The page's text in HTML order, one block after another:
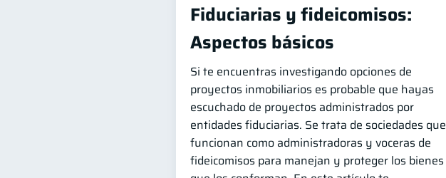
Fiduciarias y fideicomisos:
Aspectos básicos
Si te encuentras investigando opciones de
proyectos inmobiliarios es probable que hayas
escuchado de proyectos administrados por
entidades fiduciarias. Se trata de sociedades que
funcionan como administradoras y voceras de
fideicomisos para manejan y proteger los bienes